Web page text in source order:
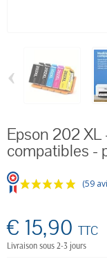
‹
Epson 202
compatibles -
(59
€ 15,90 TTC
Livraison sous 2-3 jours